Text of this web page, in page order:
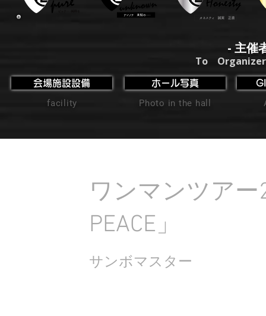
- 主催
To
会場施設設備
facility
ホール写真
Photo in the hall
ワンマンツアー
PEACE」
サンボマスター